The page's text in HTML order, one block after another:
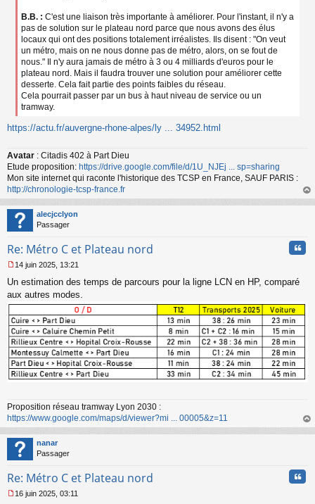
B.B. : C'est une liaison très importante à améliorer. Pour l'instant, il n'y a
pas de solution sur le plateau nord parce que nous avons des élus
locaux qui ont des positions totalement irréalistes. Ils disent : "On veut
un métro, mais on ne nous donne pas de métro, alors, on se fout de
nous." Il n'y aura jamais de métro à 3 ou 4 milliards d'euros pour le
plateau nord. Mais il faudra trouver une solution pour améliorer cette
desserte. Cela fait partie des points faibles du réseau.
Cela pourrait passer par un bus à haut niveau de service ou un
tramway.
https://actu.fr/auvergne-rhone-alpes/ly ... 34952.html
Avatar : Citadis 402 à Part Dieu
Etude proposition: https://drive.google.com/file/d/1U_NJEj ... sp=sharing
Mon site internet qui raconte l'historique des TCSP en France, SAUF PARIS :
http://chronologie-tcsp-france.fr
au
alecjcclyon
Passager
Re: Métro C et Plateau nord
e
s
s
a
g
e
n
o
n
l
14 juin 2025, 13:21
Un estimation des temps de parcours pour la ligne LCN en HP, comparé
aux autres modes.
Proposition réseau tramway Lyon 2030 :
https://www.google.com/maps/d/viewer?mi ... 00005&z=11
au
nanar
Passager
Re: Métro C et Plateau nord
16 juin 2025, 03:11